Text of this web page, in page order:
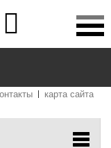
карта сайта
